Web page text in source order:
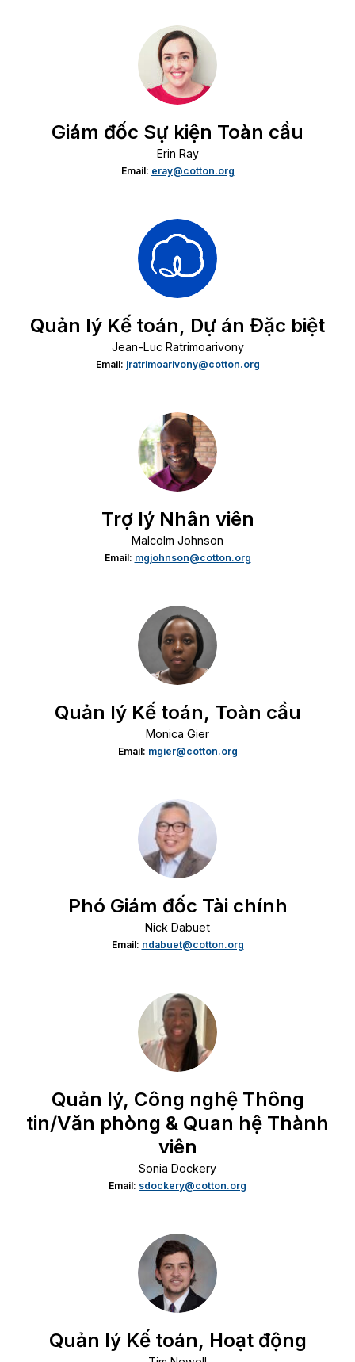
Giám đốc Sự kiện Toàn cầu
Erin Ray
Email: eray@cotton.org
Quản lý Kế toán, Dự án Đặc biệt
Jean-Luc Ratrimoarivony
Email: jratrimoarivony@cotton.org
Trợ lý Nhân viên
Malcolm Johnson
Email: mgjohnson@cotton.org
Quản lý Kế toán, Toàn cầu
Monica Gier
Email: mgier@cotton.org
Phó Giám đốc Tài chính
Nick Dabuet
Email: ndabuet@cotton.org
Quản lý, Công nghệ Thông
tin/Văn phòng & Quan hệ Thành
viên
Sonia Dockery
Email: sdockery@cotton.org
Quản lý Kế toán, Hoạt động